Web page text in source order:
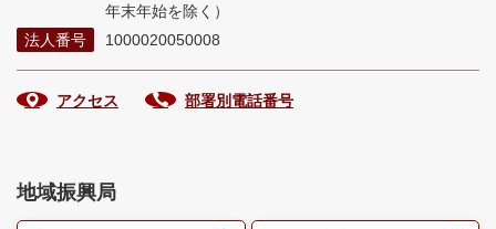
年末年始を除く）
法人番号
1000020050008
アクセス 部署別電話番号
地域振興局